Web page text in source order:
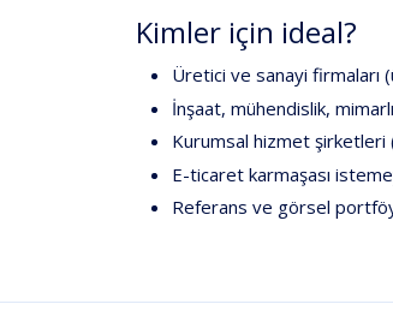
Kimler için ideal?
Üretici ve sanayi firmaları
İnşaat, mühendislik,
Kurumsal hizmet şirketleri
E-ticaret karmaşası
Referans ve görsel